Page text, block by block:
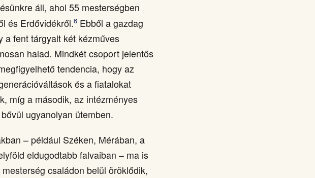
áll, ahol 55 mesterségben
és Erdővidékről.6 Ebből a gazdag
a fent tárgyalt két kézműves
halad. Mindkét csoport jelentős
tendencia, hogy az
és a fiatalokat
míg a második, az intézményes
ugyanolyan ütemben.
– például Széken, Mérában, a
eldugodtabb falvaiban – ma is
családon belül öröklődik,